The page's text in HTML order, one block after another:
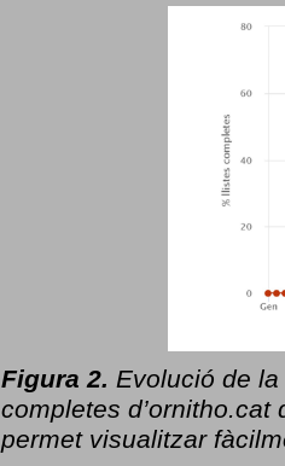
Figura 2. Evolució de la
completes d’ornitho.cat
permet visualitzar